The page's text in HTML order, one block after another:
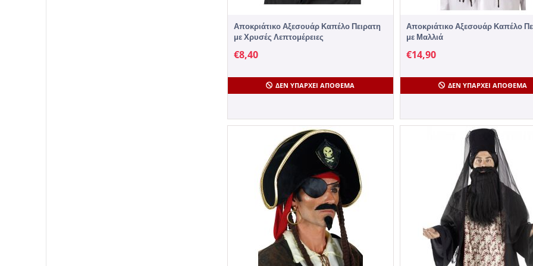
Αποκριάτικο Αξεσουάρ Καπέλο Πειρατη
με Χρυσές Λεπτομέρειες
€8,40
ΔΕΝ ΥΠΆΡΧΕΙ ΑΠΌΘΕΜΑ
Αποκριάτικο Αξεσουάρ Καπέλο
με Μαλλιά
€14,90
ΔΕΝ ΥΠΆΡΧΕΙ ΑΠΌΘΕΜΑ